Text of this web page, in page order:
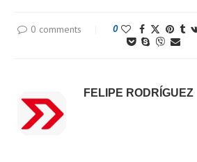
0 comments 0
FELIPE RODRÍGUEZ